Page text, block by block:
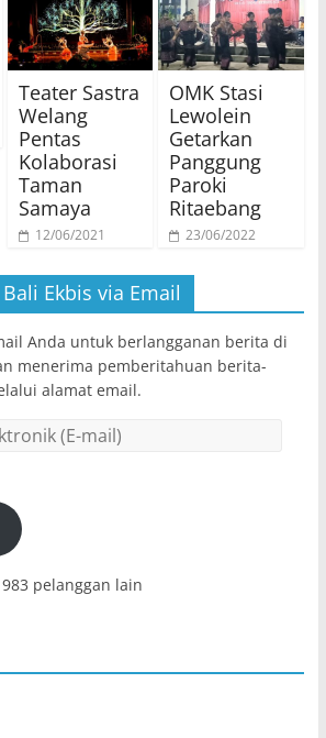
Teater Sastra
Welang
Pentas
Kolaborasi
Taman
Samaya
12/06/2021
OMK Stasi
Lewolein
Getarkan
Panggung
Paroki
Ritaebang
23/06/2022
Ekbis via Email
Anda untuk berlangganan berita di
menerima pemberitahuan berita-
alamat email.
pelanggan lain